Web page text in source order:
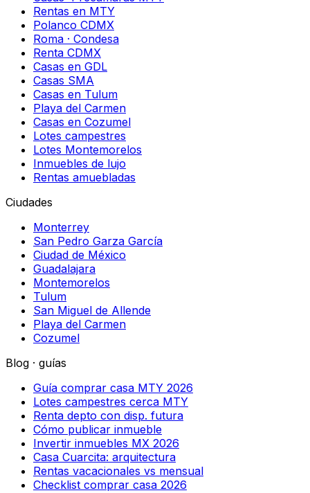
Rentas en MTY
Polanco CDMX
Roma · Condesa
Renta CDMX
Casas en GDL
Casas SMA
Casas en Tulum
Playa del Carmen
Casas en Cozumel
Lotes campestres
Lotes Montemorelos
Inmuebles de lujo
Rentas amuebladas
Ciudades
Monterrey
San Pedro Garza García
Ciudad de México
Guadalajara
Montemorelos
Tulum
San Miguel de Allende
Playa del Carmen
Cozumel
Blog · guías
Guía comprar casa MTY 2026
Lotes campestres cerca MTY
Renta depto con disp. futura
Cómo publicar inmueble
Invertir inmuebles MX 2026
Casa Cuarcita: arquitectura
Rentas vacacionales vs mensual
Checklist comprar casa 2026